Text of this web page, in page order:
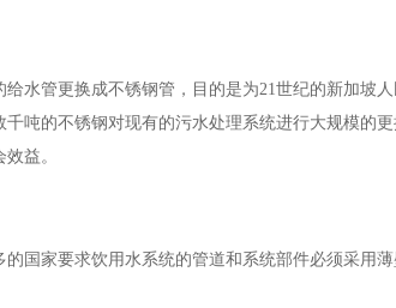
水管更换成不锈钢管，目的是为21世纪的新加坡
吨的不锈钢对现有的污水处理系统进行大规模的
益。
国家要求饮用水系统的管道和系统部件必须采用